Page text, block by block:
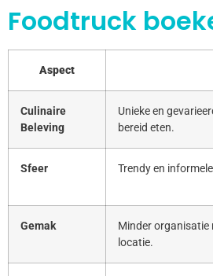
Foodtruck
Aspect
Culinaire
Beleving
Unieke en
bereid eten.
Sfeer Trendy en
Gemak
Minder organisatie
locatie.